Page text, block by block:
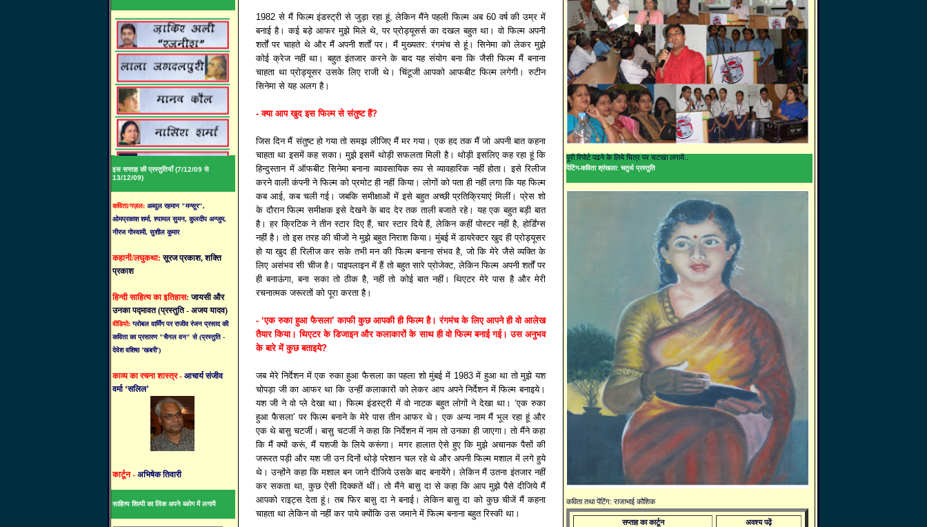
इस सप्ताह की प्रस्तुतियाँ (7/12/09 से
13/12/09)
कविता/गज़ल: अब्दुल रहमान "मन्सूर",
ओमप्रकाश शर्मा, श्यामल सुमन, कुलदीप अन्जुम,
नीरज गोस्वामी, सुशील कुमार
कहानी/लघुकथा:सूरज प्रकाश, शक्ति
प्रकाश
हिन्दी साहित्य का इतिहास:जायसी और
उनका पद्मावत (प्रस्तुति - अजय यादव)
वीडियो: ग्लोबल वार्मिंग पर राजीव रंजन प्रसाद की
कविता का प्रसारण "चैनल वन" से (प्रस्तुति -
देवेश वशिष्ठ ’खबरी’)
काव्य का रचना शास्त्र - आचार्य संजीव
वर्मा ‘सलिल’
कार्टून - अभिषेक तिवारी
साहित्य शिल्पी का लिंक अपने ब्ळोग में लगायें
1982 से मैं फिल्म इंडस्ट्री से जुड़ा रहा हूं, लेकिन मैंने पहली फिल्म अब 60 वर्ष की उम्र में
बनाई है। कई बड़े आफर मुझे मिले थे, पर प्रोड्यूसर्स का दखल बहुत था। वो फिल्म अपनी
शर्तों पर चाहते थे और मैं अपनी शर्तों पर। मैं मुख्यतर: रंगमंच से हूं। सिनेमा को लेकर मुझे
कोई क्रेज नहीं था। बहुत इंतजार करने के बाद यह संयोग बना कि जैसी फिल्म मैं बनाना
चाहता था प्रोड्यूसर उसके लिए राजी थे। चिंटूजी आपको आफबीट फिल्म लगेगी। रुटीन
सिनेमा से यह अलग है।
- क्या आप खुद इस फिल्म से संतुष्ट हैं?
जिस दिन मैं संतुष्ट हो गया तो समझ लीजिए मैं मर गया। एक हद तक मैं जो अपनी बात कहना
चाहता था इसमें कह सका। मुझे इसमें थोड़ी सफलता मिली है। थोड़ी इसलिए कह रहा हूं कि
हिन्दुस्तान में ऑफबीट सिनेमा बनाना व्यावसायिक रूप से व्यावहारिक नहीं होता। इसे रिलीज
करने वाली कंपनी ने फिल्म को प्रमोट ही नहीं किया। लोगों को पता ही नहीं लगा कि यह फिल्म
कब आई, कब चली गई। जबकि समीक्षाओं में इसे बहुत अच्छी प्रतिक्रियाएं मिलीं। प्रेस शो
के दौरान फिल्म समीक्षक इसे देखने के बाद देर तक ताली बजाते रहे। यह एक बहुत बड़ी बात
है। हर क्रिटिक ने तीन स्टार दिए हैं, चार स्टार दिये हैं, लेकिन कहीं पोस्टर नहीं है, होर्डिंग्स
नहीं है। तो इस तरह की चीजों ने मुझे बहुत निराश किया। मुंबई में डायरेक्टर खुद ही प्रोड्यूसर
हो या खुद ही रिलीज कर सके तभी मन की फिल्म बनाना संभव है, जो कि मेरे जैसे व्यक्ति के
लिए असंभव सी चीज है। पाइपलाइन में हैं तो बहुत सारे प्रोजेक्ट, लेकिन फिल्म अपनी शर्तों पर
ही बनाऊंगा, बना सका तो ठीक है, नहीं तो कोई बात नहीं। थिएटर मेरे पास है और मेरी
रचनात्मक जरूरतों को पूरा करता है।
- ‘एक रुका हुआ फैसला’ काफी कुछ आपकी ही फिल्म है। रंगमंच के लिए आपने ही वो आलेख
तैयार किया। थिएटर के डिजाइन और कलाकारों के साथ ही वो फिल्म बनाई गई। उस अनुभव
के बारे में कुछ बताइये?
जब मेरे निर्देशन में एक रुका हुआ फैसला का पहला शो मुंबई में 1983 में हुआ था तो मुझे यश
चोपड़ा जी का आफर था कि उन्हीं कलाकारों को लेकर आप अपने निर्देशन में फिल्म बनाइये।
यश जी ने वो प्ले देखा था। फिल्म इंडस्ट्री में वो नाटक बहुत लोगों ने देखा था। ‘एक रुका
हुआ फैसला’ पर फिल्म बनाने के मेरे पास तीन आफर थे। एक अन्य नाम मैं भूल रहा हूं और
एक थे बासु चटर्जी। बासु चटर्जी ने कहा कि निर्देशन में नाम तो उनका ही जाएगा। तो मैंने कहा
कि मैं क्यों करूं, मैं यशजी के लिये करूंगा। मगर हालात ऐसे हुए कि मुझे अचानक पैसों की
जरूरत पड़ी और यश जी उन दिनों थोड़े परेशान चल रहे थे और अपनी फिल्म मशाल में लगे हुये
थे। उन्होंने कहा कि मशाल बन जाने दीजिये उसके बाद बनायेंगे। लेकिन मैं उतना इंतजार नहीं
कर सकता था, कुछ ऐसी दिक्कतें थीं। तो मैंने बासु दा से कहा कि आप मुझे पैसे दीजिये मैं
आपको राइट्स देता हूं। तब फिर बासु दा ने बनाई। लेकिन बासु दा को कुछ चीजें मैं कहना
चाहता था लेकिन वो नहीं कर पाये क्योंकि उस जमाने में फिल्म बनाना बहुत रिस्की था।
पूरी रिपोर्ट पढने के लिये चित्र पर चटखा लगायें..
पेंटिंग-कविता श्रंखला: चतुर्थ प्रस्तुति
कविता तथा पेंटिंग: राजाभाई कौशिक
सप्ताह का कार्टून अवश्य पढ़ें